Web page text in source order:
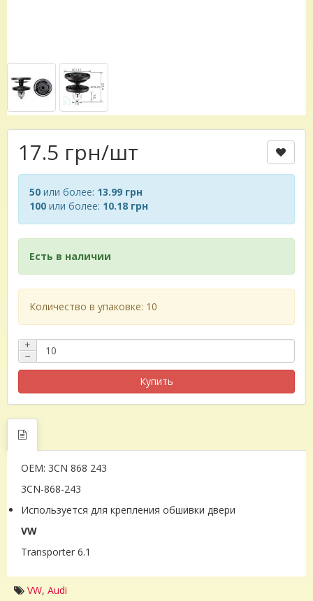
17.5 грн/шт
50 или более: 13.99 грн
100 или более: 10.18 грн
Есть в наличии
Количество в упаковке: 10
+
−
Купить
OEM: 3CN 868 243
3CN-868-243
Используется для крепления обшивки двери
VW
Transporter 6.1
VW, Audi